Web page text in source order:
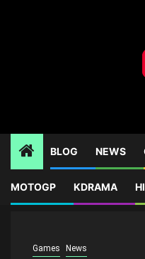
BLOG NEWS
MOTOGP KDRAMA
Home Games Freya: Profil
Games News